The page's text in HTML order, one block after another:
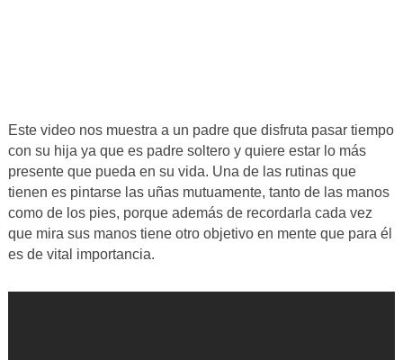
Este video nos muestra a un padre que disfruta pasar tiempo
con su hija ya que es padre soltero y quiere estar lo más
presente que pueda en su vida. Una de las rutinas que
tienen es pintarse las uñas mutuamente, tanto de las manos
como de los pies, porque además de recordarla cada vez
que mira sus manos tiene otro objetivo en mente que para él
es de vital importancia.